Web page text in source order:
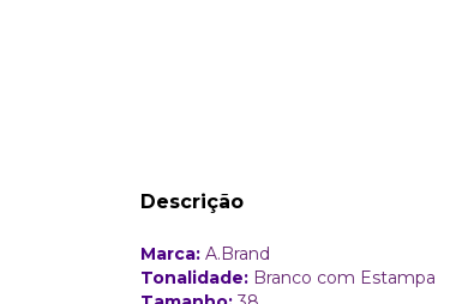
Descrição
Marca: A.Brand
Tonalidade: Branco com Estampa